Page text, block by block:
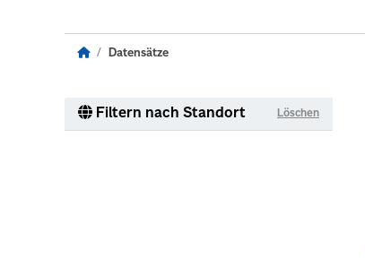
Datensätze
Filtern nach Standort Löschen